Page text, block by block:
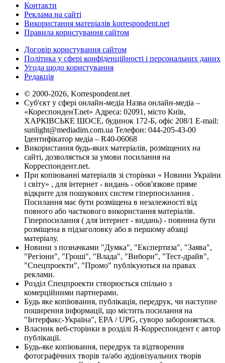
Контакти
Реклама на сайті
Використання матеріалів korrespondent.net
Правила користування сайтом
Договір користування сайтом
Політика у сфері конфіденційності і персональних даних
Угода щодо користування
Редакція
© 2000-2026, Korrespondent.net
Суб'єкт у сфері онлайн-медіа Назва онлайн-медіа –
«КореспонденТ.net» Адреса: 02091, місто Київ,
ХАРКІВСЬКЕ ШОСЕ, будинок 172-Б, офіс 208/1 E-mail:
sunlight@mediadim.com.ua Телефон: 044-205-43-00
Ідентифікатор медіа – R40-06068
Використання будь-яких матеріалів, розміщених на
сайті, дозволяється за умови посилання на
Корреспондент.net.
При копіюванні матеріалів зі сторінки « Новини України
і світу» , для інтернет - видань - обов'язкове пряме
відкрите для пошукових систем гіперпосилання .
Посилання має бути розміщена в незалежності від
повного або часткового використання матеріалів.
Гіперпосилання ( для інтернет - видань) - повинна бути
розміщена в підзаголовку або в першому абзаці
матеріалу.
Новини з позначками "Думка", "Експертиза", "Заява",
"Регіони", "Гроші", "Влада", "Вибори", "Тест-драйв",
"Спецпроекти", "Промо" публікуються на правах
реклами.
Розділ Спецпроекти створюється спільно з
комерційними партнерами.
Будь яке копіювання, публікація, передрук, чи наступне
поширення інформації, що містить посилання на
"Інтерфакс-Україна", EPA / UPG, суворо забороняється.
Власник веб-сторінки в розділі Я-Корреспондент є автор
публікації.
Будь-яке копіювання, передрук та відтворення
фотографічних творів та/або аудіовізуальних творів